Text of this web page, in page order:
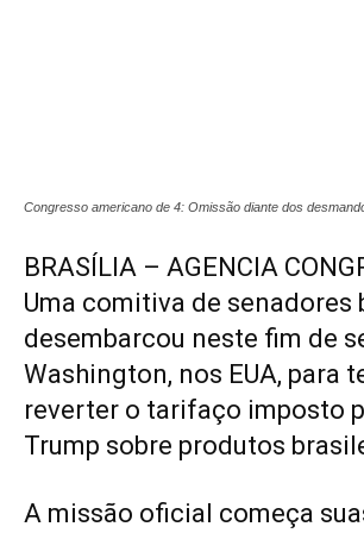
Congresso americano de 4: Omissão diante dos
BRASÍLIA – AGENCIA
Uma comitiva de senadores
desembarcou neste fim de
Washington, nos EUA, para
reverter o tarifaço imposto
Trump sobre produtos
A missão oficial começa